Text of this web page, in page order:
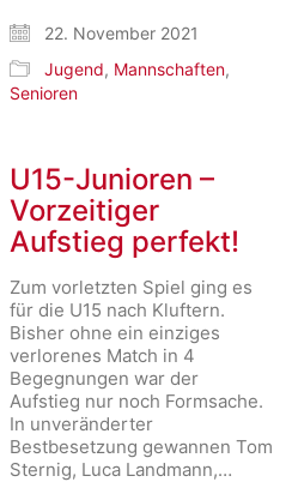
22. November 2021
Jugend, Mannschaften,
Senioren
U15-Junioren –
Vorzeitiger
Aufstieg perfekt!
Zum vorletzten Spiel ging es
für die U15 nach Kluftern.
Bisher ohne ein einziges
verlorenes Match in 4
Begegnungen war der
Aufstieg nur noch Formsache.
In unveränderter
Bestbesetzung gewannen Tom
Sternig, Luca Landmann,…